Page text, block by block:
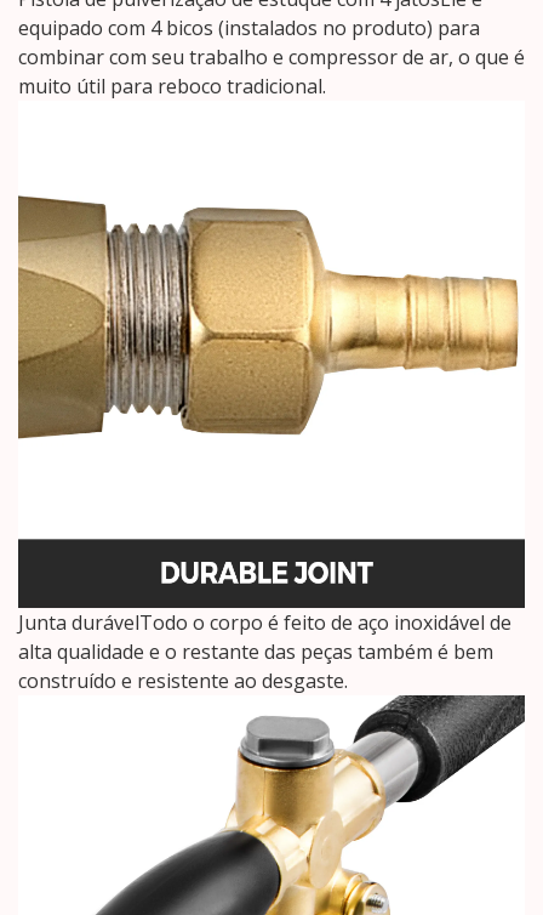
equipado com 4 bicos (instalados no produto) para
combinar com seu trabalho e compressor de ar, o que é
muito útil para reboco tradicional.
Junta durávelTodo o corpo é feito de aço inoxidável de
alta qualidade e o restante das peças também é bem
construído e resistente ao desgaste.